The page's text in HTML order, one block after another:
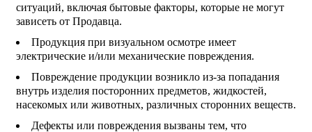
ситуаций, включая бытовые факторы, которые не могут
зависеть от Продавца.
Продукция при визуальном осмотре имеет
электрические и/или механические повреждения.
Повреждение продукции возникло из-за попадания
внутрь изделия посторонних предметов, жидкостей,
насекомых или животных, различных сторонних веществ.
Дефекты или повреждения вызваны тем, что